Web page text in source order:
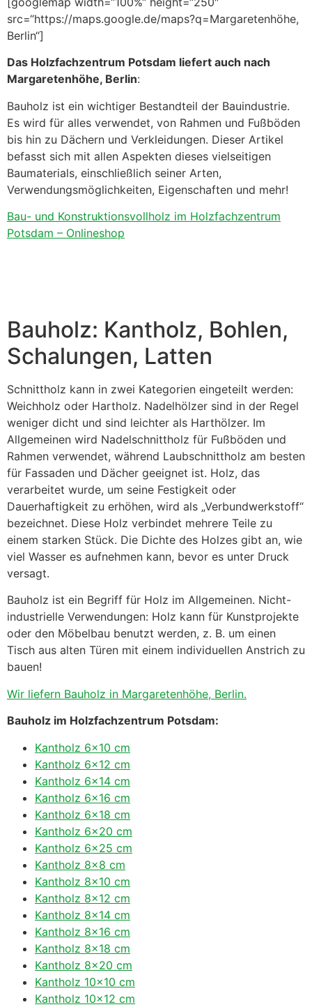
src=“https://maps.google.de/maps?q=Margaretenhöhe,
Berlin“]
Das Holzfachzentrum Potsdam liefert auch nach
Margaretenhöhe, Berlin:
Bauholz ist ein wichtiger Bestandteil der Bauindustrie.
Es wird für alles verwendet, von Rahmen und Fußböden
bis hin zu Dächern und Verkleidungen. Dieser Artikel
befasst sich mit allen Aspekten dieses vielseitigen
Baumaterials, einschließlich seiner Arten,
Verwendungsmöglichkeiten, Eigenschaften und mehr!
Bau- und Konstruktionsvollholz im Holzfachzentrum
Potsdam – Onlineshop
Bauholz: Kantholz, Bohlen,
Schalungen, Latten
Schnittholz kann in zwei Kategorien eingeteilt werden:
Weichholz oder Hartholz. Nadelhölzer sind in der Regel
weniger dicht und sind leichter als Harthölzer. Im
Allgemeinen wird Nadelschnittholz für Fußböden und
Rahmen verwendet, während Laubschnittholz am besten
für Fassaden und Dächer geeignet ist. Holz, das
verarbeitet wurde, um seine Festigkeit oder
Dauerhaftigkeit zu erhöhen, wird als „Verbundwerkstoff“
bezeichnet. Diese Holz verbindet mehrere Teile zu
einem starken Stück. Die Dichte des Holzes gibt an, wie
viel Wasser es aufnehmen kann, bevor es unter Druck
versagt.
Bauholz ist ein Begriff für Holz im Allgemeinen. Nicht-
industrielle Verwendungen: Holz kann für Kunstprojekte
oder den Möbelbau benutzt werden, z. B. um einen
Tisch aus alten Türen mit einem individuellen Anstrich zu
bauen!
Wir liefern Bauholz in Margaretenhöhe, Berlin.
Bauholz im Holzfachzentrum Potsdam:
Kantholz 6×10 cm
Kantholz 6×12 cm
Kantholz 6×14 cm
Kantholz 6×16 cm
Kantholz 6×18 cm
Kantholz 6×20 cm
Kantholz 6×25 cm
Kantholz 8×8 cm
Kantholz 8×10 cm
Kantholz 8×12 cm
Kantholz 8×14 cm
Kantholz 8×16 cm
Kantholz 8×18 cm
Kantholz 8×20 cm
Kantholz 10×10 cm
Kantholz 10×12 cm